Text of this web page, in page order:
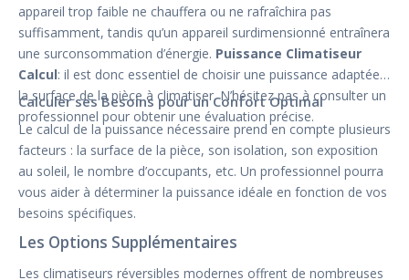
appareil trop faible ne chauffera ou ne rafraîchira pas
suffisamment, tandis qu’un appareil surdimensionné entraînera
une surconsommation d’énergie. Puissance Climatiseur
Calcul: il est donc essentiel de choisir une puissance adaptée à
la surface de la pièce à climatiser. N’hésitez pas à consulter un
professionnel pour obtenir une évaluation précise.
Calculer ses Besoins pour un Confort Optimal
Le calcul de la puissance nécessaire prend en compte plusieurs
facteurs : la surface de la pièce, son isolation, son exposition
au soleil, le nombre d’occupants, etc. Un professionnel pourra
vous aider à déterminer la puissance idéale en fonction de vos
besoins spécifiques.
Les Options Supplémentaires
Les climatiseurs réversibles modernes offrent de nombreuses